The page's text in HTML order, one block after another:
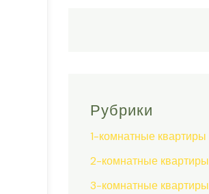
Рубрики
1-комнатные квартиры
2-комнатные квартиры
3-комнатные квартиры